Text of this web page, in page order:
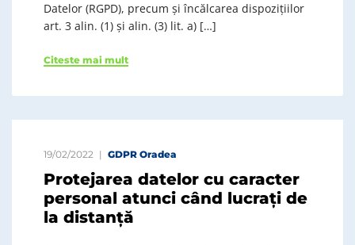
Datelor (RGPD), precum și încălcarea dispozițiilor
art. 3 alin. (1) și alin. (3) lit. a) […]
Citeste mai mult
19/02/2022 GDPR Oradea
Protejarea datelor cu caracter
personal atunci când lucrați de
la distanță